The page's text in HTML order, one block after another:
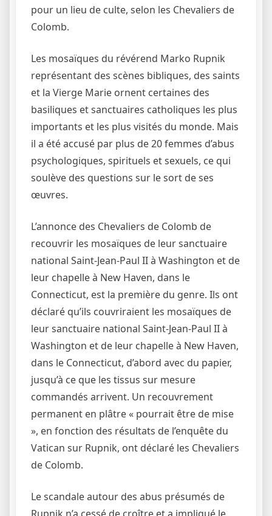
pour un lieu de culte, selon les Chevaliers de
Colomb.
Les mosaïques du révérend Marko Rupnik
représentant des scènes bibliques, des saints
et la Vierge Marie ornent certaines des
basiliques et sanctuaires catholiques les plus
importants et les plus visités du monde. Mais
il a été accusé par plus de 20 femmes d’abus
psychologiques, spirituels et sexuels, ce qui
soulève des questions sur le sort de ses
œuvres.
L’annonce des Chevaliers de Colomb de
recouvrir les mosaïques de leur sanctuaire
national Saint-Jean-Paul II à Washington et de
leur chapelle à New Haven, dans le
Connecticut, est la première du genre. Ils ont
déclaré qu’ils couvriraient les mosaïques de
leur sanctuaire national Saint-Jean-Paul II à
Washington et de leur chapelle à New Haven,
dans le Connecticut, d’abord avec du papier,
jusqu’à ce que les tissus sur mesure
commandés arrivent. Un recouvrement
permanent en plâtre « pourrait être de mise
», en fonction des résultats de l’enquête du
Vatican sur Rupnik, ont déclaré les Chevaliers
de Colomb.
Le scandale autour des abus présumés de